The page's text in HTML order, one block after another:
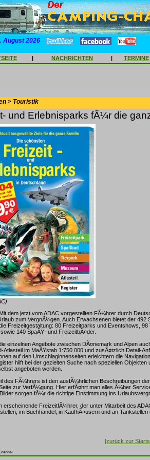
August 2026
| NACHRICHTEN | TERMINE
> Touristik
und Erlebnisparks fÃ¼r die
dem jetzt vom ADAC vorgestellten FÃ¼hrer durch
zum VergnÃ¼gen. Auch Erwachsenen bietet der
Freizeitgestaltung: 80 Freizeitparks und Eventshows,
140 SpaÃŸ- und FreizeitbÃ¤der.
einzelnen Angebote zwischen DÃ¤nemark und Alpen
Atlasteil im MaÃŸstab 1:750 000 und zusÃ¤tzlich Detail-
auf den Umschlaginnenseiten erleichtern die
hilft bei der gezielten Suche nach speziellen
angeboten werden.
des FÃ¼hrers ist den ausfÃ¼hrlichen Beschreibungen
zur VerfÃ¼gung. Hier erfÃ¤hrt man alles Ã¼ber
sorgen fÃ¼r die richtige Einstimmung ins
erscheinende FreizeitfÃ¼hrer, der unter Mitarbeit des
im Buchhandel, in KaufhÃ¤usern und an Tankstellen
[zurück zur